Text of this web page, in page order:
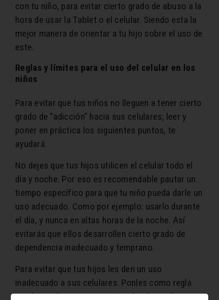
con tu niño, para evitar cierto grado de abuso a la
hora de usar la Tablet o el celular. Siendo esta la
mejor manera de orientar a tu hijo sobre el uso de
este.
Reglas y límites para el uso del celular en los
niños
Para evitar que tus niños no lleguen a tener cierto
grado de “adicción” hacia sus celulares; leer y
poner en práctica los siguientes puntos, te
ayudará.
No dejes que tus hijos utilicen el celular todo el
día y noche. Por eso es recomendable pautar un
tiempo específico para que tu niño pueda darle un
uso adecuado. Como por ejemplo: usarlo durante
el día, y nunca en altas horas de la noche. Así
evitarás que ellos desarrollen cierto grado de
dependencia inadecuado y temprano.
Para evitar que tus hijos les den un uso
inadecuado a sus celulares. Ponles como regla
usarlos en lugares o espacios donde puedas